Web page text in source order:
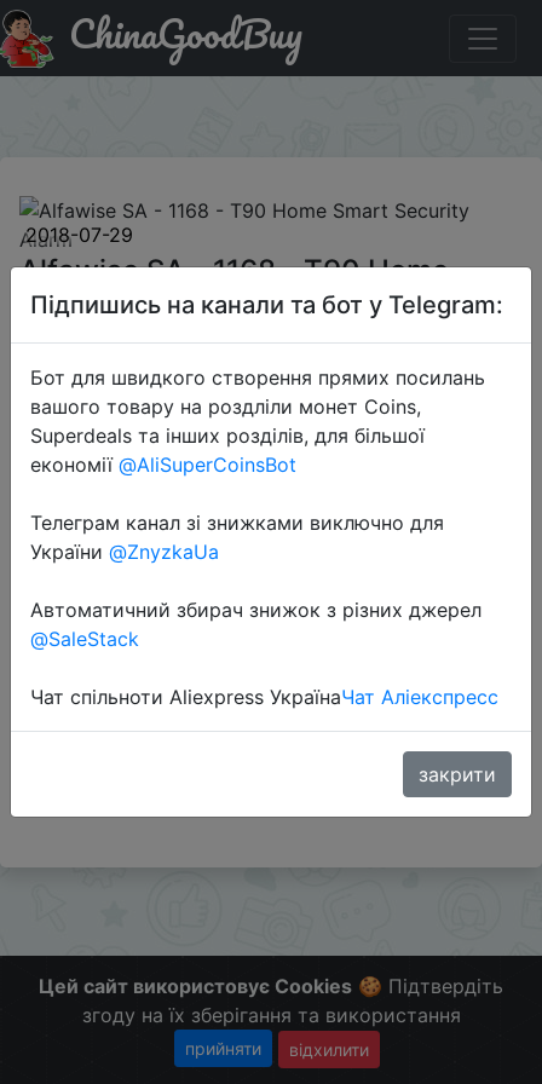
Придбати по знижці GBCL198 Alfawise SA - 1168 - T90
Home Smart Security Alarm
ChinaGoodBuy
2018-07-29
Alfawise SA - 1168 - T90 Home
Smart Security Alarm
$55.99
Перейти до магазину
Додаткова інформація відсутня.
Слідкуйте за знижками на мобільному, в телеграм
Цей сайт використовує Cookies 🍪 Підтвердіть
згоду на їх зберігання та використання
прийняти відхилити
Підпишись на канали та бот у Telegram:
Бот для швидкого створення прямих посилань
вашого товару на роздліли монет Coins,
Superdeals та інших розділів, для більшої
економії @AliSuperCoinsBot
Телеграм канал зі знижками виключно для
України @ZnyzkaUa
Автоматичний збирач знижок з різних джерел
@SaleStack
Чат спільноти Aliexpress УкраїнаЧат Аліекспресс
закрити